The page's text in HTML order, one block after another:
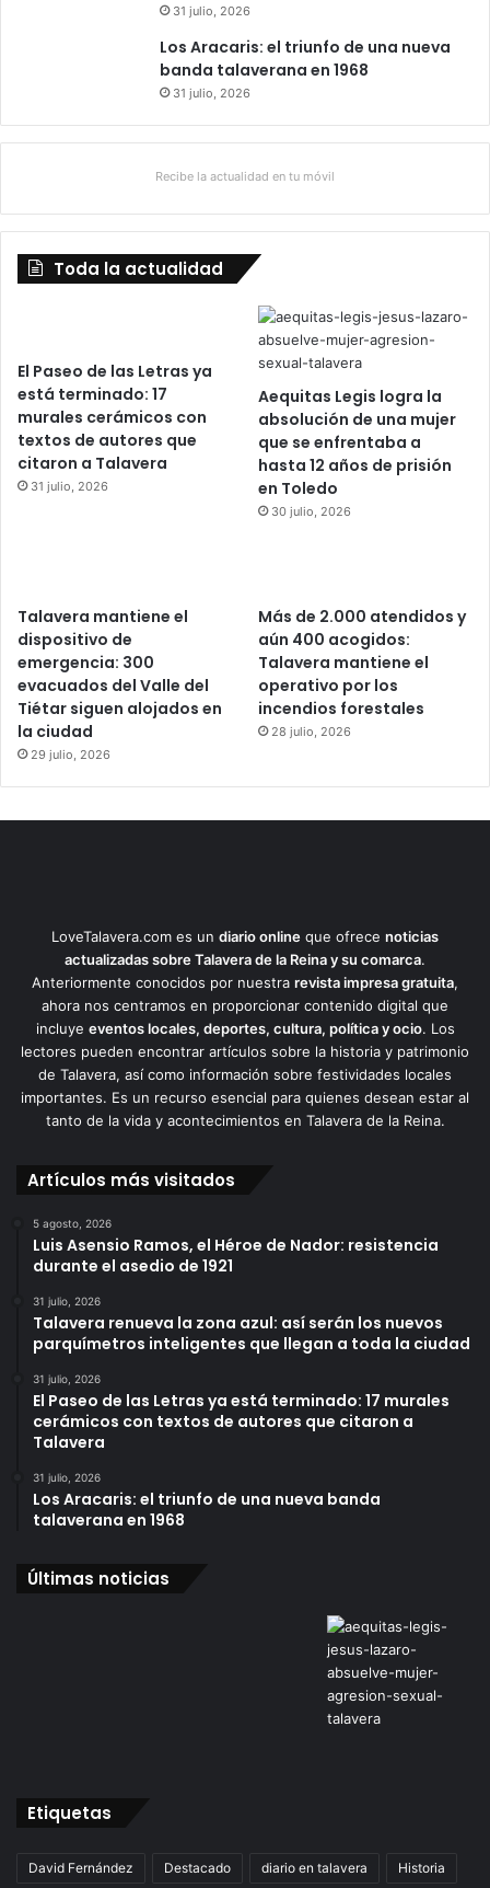
31 julio, 2026
Los Aracaris: el triunfo de una nueva
banda talaverana en 1968
31 julio, 2026
Recibe la actualidad en tu móvil
Toda la actualidad
El Paseo de las Letras ya
está terminado: 17
murales cerámicos con
textos de autores que
citaron a Talavera
31 julio, 2026
Aequitas Legis logra la
absolución de una mujer
que se enfrentaba a
hasta 12 años de prisión
en Toledo
30 julio, 2026
Talavera mantiene el
dispositivo de
emergencia: 300
evacuados del Valle del
Tiétar siguen alojados en
la ciudad
29 julio, 2026
Más de 2.000 atendidos y
aún 400 acogidos:
Talavera mantiene el
operativo por los
incendios forestales
28 julio, 2026
LoveTalavera.com es un diario online que ofrece noticias
actualizadas sobre Talavera de la Reina y su comarca.
Anteriormente conocidos por nuestra revista impresa gratuita,
ahora nos centramos en proporcionar contenido digital que
incluye eventos locales, deportes, cultura, política y ocio. Los
lectores pueden encontrar artículos sobre la historia y patrimonio
de Talavera, así como información sobre festividades locales
importantes. Es un recurso esencial para quienes desean estar al
tanto de la vida y acontecimientos en Talavera de la Reina.
Artículos más visitados
5 agosto, 2026
Luis Asensio Ramos, el Héroe de Nador: resistencia
durante el asedio de 1921
31 julio, 2026
Talavera renueva la zona azul: así serán los nuevos
parquímetros inteligentes que llegan a toda la ciudad
31 julio, 2026
El Paseo de las Letras ya está terminado: 17 murales
cerámicos con textos de autores que citaron a
Talavera
31 julio, 2026
Los Aracaris: el triunfo de una nueva banda
talaverana en 1968
Últimas noticias
Etiquetas
David Fernández Destacado diario en talavera Historia